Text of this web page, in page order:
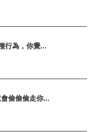
行為，你覺...
偷偷偷走你...